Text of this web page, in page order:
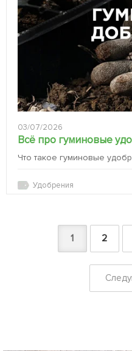
03/07/2026
Всё про гуминовые
Что такое гуминовые
Удобрения
1 2